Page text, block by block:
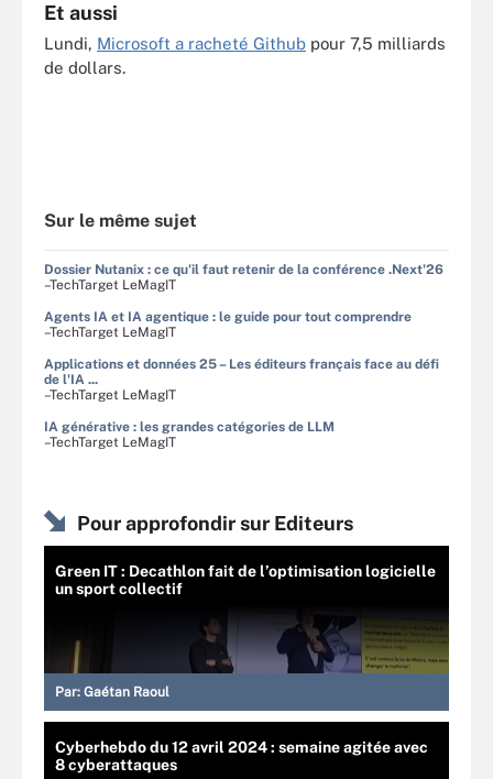
Et aussi
Lundi, Microsoft a racheté Github pour 7,5 milliards
de dollars.
Sur le même sujet
Dossier Nutanix : ce qu'il faut retenir de la conférence .Next'26
–TechTarget LeMagIT
Agents IA et IA agentique : le guide pour tout comprendre
–TechTarget LeMagIT
Applications et données 25 – Les éditeurs français face au défi
de l'IA ...
–TechTarget LeMagIT
IA générative : les grandes catégories de LLM
–TechTarget LeMagIT
Pour approfondir sur Editeurs
Green IT : Decathlon fait de l’optimisation logicielle
un sport collectif
Par: Gaétan Raoul
Cyberhebdo du 12 avril 2024 : semaine agitée avec
8 cyberattaques